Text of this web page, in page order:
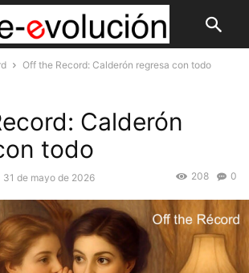
Off the Record: Calderón regresa con todo
Calderón
todo
31 de mayo de 2026 0
208